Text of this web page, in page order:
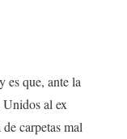
es que, ante la
Unidos al ex
carpetas mal